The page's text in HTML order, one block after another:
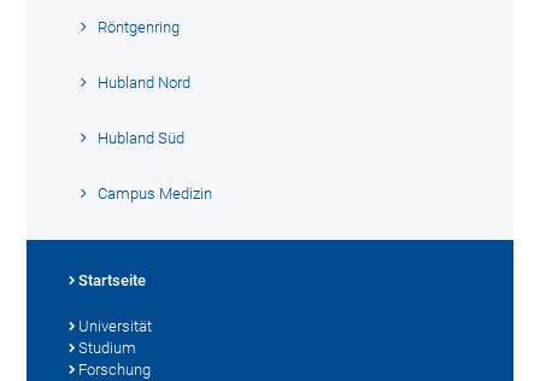
Röntgenring
Hubland Nord
Hubland Süd
Campus Medizin
Startseite
Universität
Studium
Forschung